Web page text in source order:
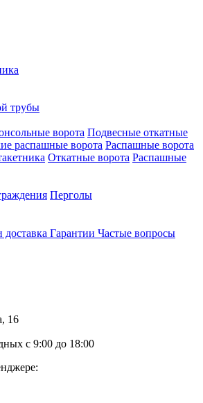
трубы
ворота Подвесные откатные
распашные ворота Распашные ворота
Откатные ворота Распашные
Перголы
доставка Гарантии Частые вопросы
16
с 9:00 до 18:00